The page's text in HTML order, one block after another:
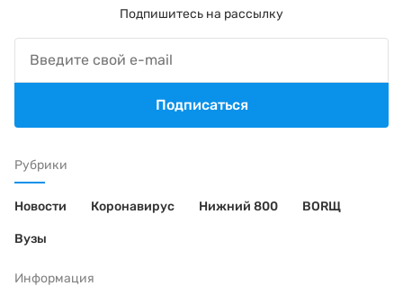
Рубрики
Новости Коронавирус Нижний 800 BORЩ
Вузы
Информация
Подпишитесь на рассылку
Подписаться